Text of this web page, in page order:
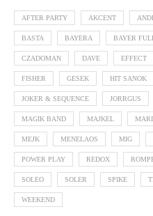
AFTER PARTY AKCENT
BASTA BAYERA BAYER
CZADOMAN DAVE EFFECT
FISHER GESEK HIT SANOK
JOKER & SEQUENCE JORRGUS
MAGIK BAND MAJKEL
MEJK MENELAOS MIG
POWER PLAY REDOX
SOLEO SOLER SPIKE
WEEKEND